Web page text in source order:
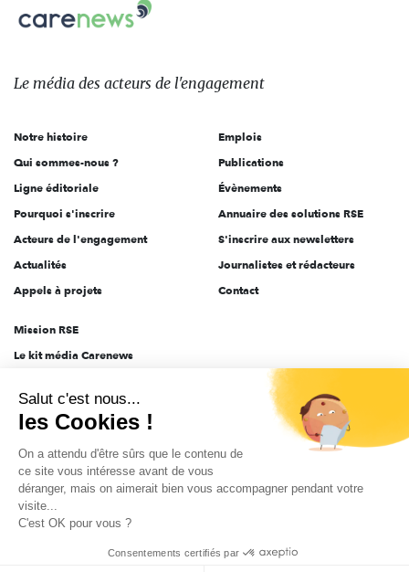
sur:
Carenews,
Le
des
l'engagement
Le média des acteurs de l'engagement
Notre histoire
Qui sommes-nous ?
Ligne éditoriale
Pourquoi s'inscrire
Acteurs de l'engagement
Actualités
Appels à projets
Emplois
Publications
Évènements
Annuaire des solutions RSE
S'inscrire aux newsletters
Journalistes et rédacteurs
Contact
Mission RSE
Le kit média Carenews
AEF info
Novethic
PRODURABLE
Inclusiv Day
Données personnelles Mentions légales 2025-2026 Tout droits réservés
Salut c'est nous...
les Cookies !
On a attendu d'être sûrs que le contenu de
ce site vous intéresse avant de vous
déranger, mais on aimerait bien vous accompagner pendant votre
visite...
C'est OK pour vous ?
Consentements certifiés par